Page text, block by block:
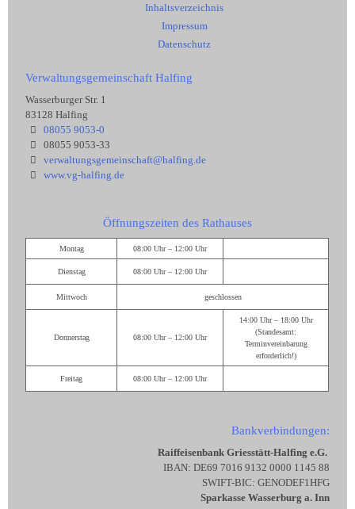
Inhaltsverzeichnis
Impressum
Datenschutz
Verwaltungsgemeinschaft Halfing
Wasserburger Str. 1
83128 Halfing
08055 9053-0
08055 9053-33
verwaltungsgemeinschaft@halfing.de
www.vg-halfing.de
Öffnungszeiten des Rathauses
Montag 08:00 Uhr – 12:00 Uhr
Dienstag 08:00 Uhr – 12:00 Uhr
Mittwoch geschlossen
Donnerstag 08:00 Uhr – 12:00 Uhr
14:00 Uhr – 18:00 Uhr
(Standesamt:
Terminvereinbarung
erforderlich!)
Freitag 08:00 Uhr – 12:00 Uhr
Bankverbindungen:
Raiffeisenbank Griesstätt-Halfing e.G.
IBAN: DE69 7016 9132 0000 1145 88
SWIFT-BIC: GENODEF1HFG
Sparkasse Wasserburg a. Inn